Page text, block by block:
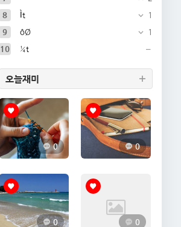
8
Ìt
1
9
ôØ
1
10
¼t
오늘재미
0 0
0 0